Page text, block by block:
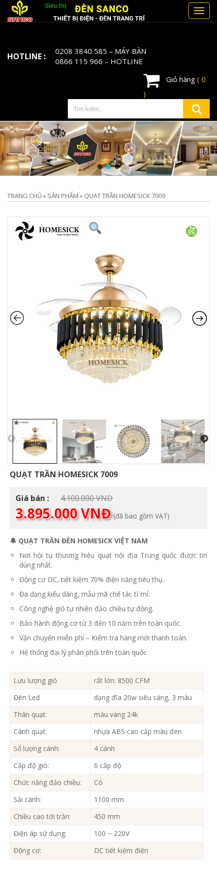
HOTLINE : 0208 3840 585 – MÁY BÀN
0866 115 966 – HOTLINE
Giỏ hàng ( 0
)
TRANG CHỦ» SẢN PHẨM » QUẠT TRẦN HOMESICK 7009
QUẠT TRẦN HOMESICK 7009
Giá bán : 4.100.000VNĐGiá
là:
3.895.000VNĐGiá
hiện
là:
3.895.000 VNĐ.
(đã bao gồm VAT)
🔔 QUẠT TRẦN ĐÈN HOMESICK VIỆT NAM
Nơi hội tụ thương hiệu quạt nội địa Trung quốc được tin
dùng nhất.
Động cơ DC, tiết kiệm 70% điện năng tiêu thụ.
Đa dạng kiểu dáng, mẫu mã chế tác tỉ mỉ.
Công nghệ gió tự nhiên đảo chiều tự động.
Bảo hành động cơ từ 3 đến 10 năm trên toàn quốc.
Vận chuyển miễn phí – Kiểm tra hàng mới thanh toán.
Hệ thống đại lý phân phối trên toàn quốc
Lưu lượng gió
rất lớn: 8500 CFM
Đèn Led
dạng đĩa 20w siêu sáng, 3 màu
Thân quạt:
màu vàng 24k
Cánh quạt:
nhựa ABS cao cấp màu đen
Số lượng cánh:
4 cánh
Cấp độ gió:
6 cấp độ
Chức năng đảo chiều:
Có
Sải cánh:
1100 mm
Chiều cao tới trần:
450 mm
Điện áp sử dụng:
100 ~ 220V
Động cơ:
DC tiết kiệm điện